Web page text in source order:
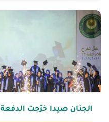
الجنان صيدا خرّجت